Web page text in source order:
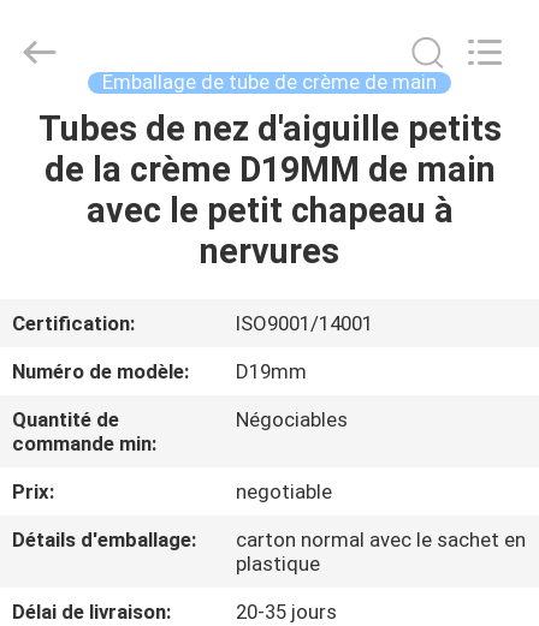
MAISON
PRODUITS
SUJET
DE
NOUS
VISITE
D'USINE
CONTRÔLE
TUBES(SHANG
HAI)CO.,LTD.
Emballage de tube de crème de main
Tubes de nez d'aiguille petits
de la crème D19MM de main
avec le petit chapeau à
nervures
Certification:
ISO9001/14001
Numéro de modèle:
D19mm
Quantité de
commande min:
Négociables
Prix:
negotiable
Détails d'emballage:
carton normal avec le sachet en
plastique
Délai de livraison:
20-35 jours